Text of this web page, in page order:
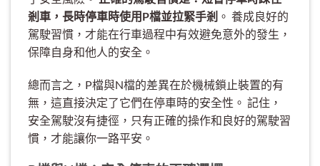
剎車，長時停車時使用P檔並拉緊手剎 。 養成良好的
駕駛習慣，才能在行車過程中有效避免意外的發生，
保障自身和他人的安全。
總而言之，P檔與N檔的差異在於機械鎖止裝置的有
無，這直接決定了它們在停車時的安全性。 記住，
安全駕駛沒有捷徑，只有正確的操作和良好的駕駛習
慣，才能讓你一路平安。